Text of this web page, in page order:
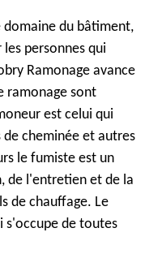
domaine du bâtiment,
personnes qui
Ramonage avance
ramonage sont
est celui qui
cheminée et autres
le fumiste est un
de l'entretien et de la
de chauffage. Le
s'occupe de toutes